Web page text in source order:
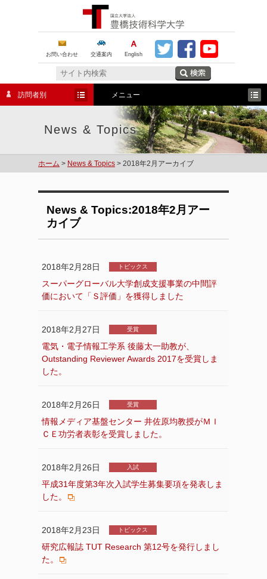
お問い合わせ 交通案内 English
訪問者別 メニュー
News & Topics
ホーム > News & Topics > 2018年2月アーカイブ
News & Topics:2018年2月アー
カイブ
2018年2月28日 トピックス
スーパーグローバル大学創成支援事業の中間評
価において「Ｓ評価」を獲得しました
2018年2月27日 受賞
電気・電子情報工学系 後藤太一助教が、
Outstanding Reviewer Awards 2017を受賞しま
した。
2018年2月26日 受賞
情報メディア基盤センター 井佐原均教授がＭＩ
ＣＥ功労者表彰を受賞しました。
2018年2月26日 入試
平成31年度第3年次入試学生募集要項を発表しま
した。
2018年2月23日 トピックス
研究広報誌 TUT Research 第12号を発行しまし
た。